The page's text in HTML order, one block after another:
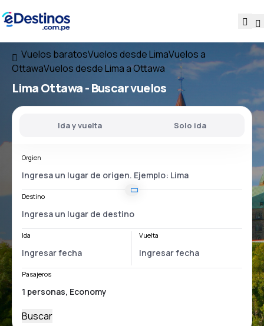
Vuelos baratosVuelos desde LimaVuelos a
OttawaVuelos desde Lima a Ottawa
Lima Ottawa- Buscar vuelos
Ida y vuelta Solo ida
Orgien
Destino
Ida Vuelta
Pasajeros
Buscar